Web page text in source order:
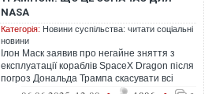
NASA
Категорія: Новини суспільства: читати соціальні
новини
Ілон Маск заявив про негайне зняття з
експлуатації кораблів SpaceX Dragon після
погроз Дональда Трампа скасувати всі
держконтракти з його компаніями. ...